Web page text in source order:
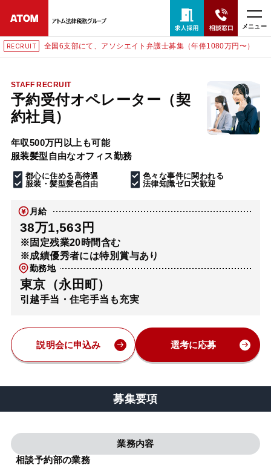
メニュー
RECRUIT 全国6支部にて、アソシエイト弁護士募集（年俸1080万円〜）
STAFF RECRUIT
予約受付オペレーター（契
約社員）
年収500万円以上も可能
服装髪型自由なオフィス勤務
都心に住める高待遇
色々な事件に関われる
服装・髪型髪色自由
法律知識ゼロ大歓迎
月給
38万1,563円
※固定残業20時間含む
※成績優秀者には特別賞与あり
勤務地
東京（永田町）
引越手当・住宅手当も充実
説明会に申込み 選考に応募
募集要項
業務内容
相談予約部の業務
24時間365日全国対応
無料相談窓口はこちら
電話・LINE・メールで相談予約受付中
ホーム
取扱分野
解決実績
アクセス
弁護士・税理士
費用